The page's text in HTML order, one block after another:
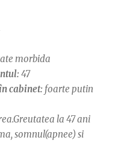
morbida
47
cabinet: foarte putin
la 47 ani
somnul(apnee) si